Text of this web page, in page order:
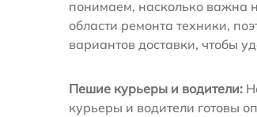
понимаем, насколько важна
области ремонта техники,
вариантов доставки, чтобы
Пешие курьеры и водители:
курьеры и водители готовы